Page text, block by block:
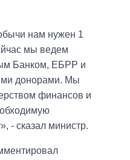
нам нужен 1
мы ведем
Банком, ЕБРР и
донорами. Мы
финансов и
- сказал министр.